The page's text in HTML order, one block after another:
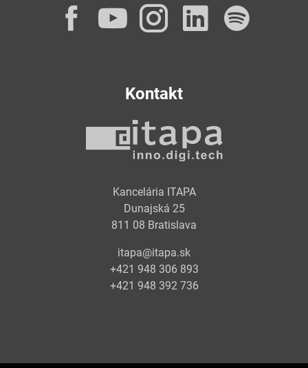
Facebook
YouTube
Instagram
Kontakt
Kancelária ITAPA
Dunajská 25
811 08 Bratislava
itapa@itapa.sk
+421 948 306 893
+421 948 392 736